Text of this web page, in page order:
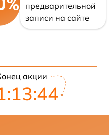
предварительной
записи на сайте
акции